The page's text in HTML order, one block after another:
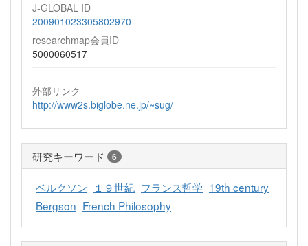
J-GLOBAL ID
200901023305802970
researchmap会員ID
5000060517
外部リンク
http://www2s.biglobe.ne.jp/~sug/
研究キーワード 6
ベルクソン １９世紀 フランス哲学 19th century
Bergson French Philosophy